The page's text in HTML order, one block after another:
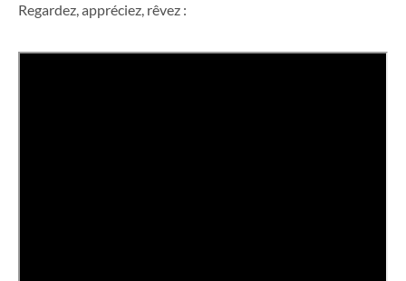
Regardez, appréciez, rêvez :